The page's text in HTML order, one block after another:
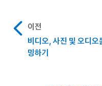
이전
비디오, 사진 및 오디
밍하기